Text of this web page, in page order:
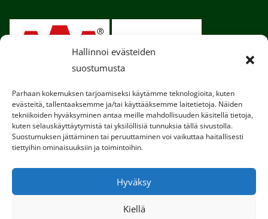
Hallinnoi evästeiden
suostumusta
Parhaan kokemuksen tarjoamiseksi käytämme teknologioita, kuten
evästeitä, tallentaaksemme ja/tai käyttääksemme laitetietoja. Näiden
tekniikoiden hyväksyminen antaa meille mahdollisuuden käsitellä tietoja,
kuten selauskäyttäytymistä tai yksilöllisiä tunnuksia tällä sivustolla.
Suostumuksen jättäminen tai peruuttaminen voi vaikuttaa haitallisesti
tiettyihin ominaisuuksiin ja toimintoihin.
Hyväksy
Kiellä
Copyright © 2020. Kaikki oikeudet pidätetään.
Tietosuojaseloste
Käytämme sivustollamme evästeitä, jotta